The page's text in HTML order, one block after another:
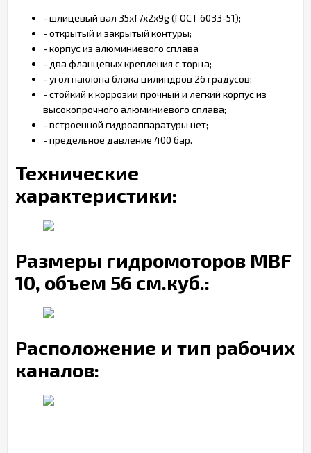
- шлицевый вал 35xf7x2x9g (ГОСТ 6033-51);
- открытый и закрытый контуры;
- корпус из алюминиевого сплава
- два фланцевых крепления с торца;
- угол наклона блока цилиндров 26 градусов;
- стойкий к коррозии прочный и легкий корпус из
высокопрочного алюминиевого сплава;
- встроенной гидроаппаратуры нет;
- предельное давление 400 бар.
Технические
характеристики:
Размеры гидромоторов MBF
10, объем 56 см.куб.:
Расположение и тип рабочих
каналов: